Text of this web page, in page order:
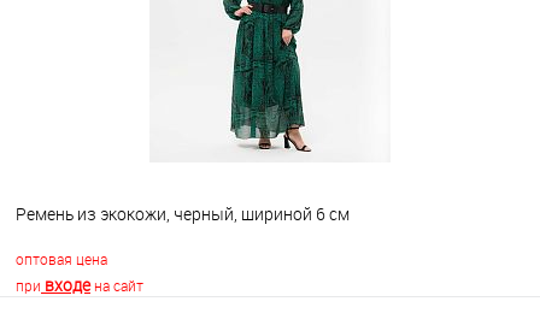
Ремень из экокожи, черный, шириной 6 см
оптовая цена
при входена сайт